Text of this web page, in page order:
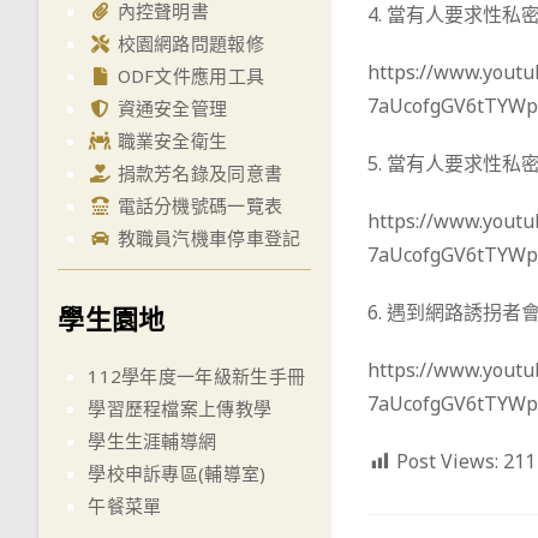
4. 當有人要求性私
https://
5. 當有人要求性私
https://
6. 遇到網路誘拐者
https://
Post Views: 211
內控聲明書
校園網路問題報修
ODF文件應用工具
資通安全管理
職業安全衛生
捐款芳名錄及同意書
電話分機號碼一覽表
教職員汽機車停車登記
學生園地
112學年度一年級新生手冊
學習歷程檔案上傳教學
學生生涯輔導網
學校申訴專區(輔導室)
午餐菜單